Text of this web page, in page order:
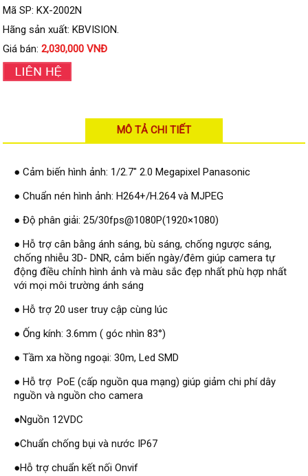
Camera HDParagon
Đầu ghi Analog
Đầu ghi HDParagon
Đầu ghi HIKVISION
Thiết bị chống trộm
Thiết bị chống trộm Paradox
Thiết bị Enforcer
access control
Khóa điện tử VIRO
Khóa điện tử KBVISION
Access control Syris
Giải pháp
LẮP ĐẶT CAMERA TRỌN GÓI
GIẢI PHÁP CAMERA AN NINH
BÁO ĐỘNG CHỐNG TRỘM
GIẢI PHÁP GIÁM SÁT RA VÀO
GIẢI PHÁP NHỎ TRỌN GÓI
Hỗ trợ kỹ thuật
Hướng dẫn sử dụng
Tài liệu kỹ thuật
Tin tức
Liên hệ
Mã SP: KX-2002N
Hãng sản xuất: KBVISION.
Giá bán:2,030,000 VNĐ
MÔ TẢ CHI TIẾT
● Cảm biến hình ảnh: 1/2.7" 2.0 Megapixel Panasonic
● Chuẩn nén hình ảnh: H264+/H.264 và MJPEG
● Độ phân giải: 25/30fps@1080P(1920×1080)
● Hỗ trợ cân bằng ánh sáng, bù sáng, chống ngược sáng,
chống nhiễu 3D- DNR, cảm biến ngày/đêm giúp camera tự
động điều chỉnh hình ảnh và màu sắc đẹp nhất phù hợp nhất
với mọi môi trường ánh sáng
● Hỗ trợ 20 user truy cập cùng lúc
● Ống kính: 3.6mm ( góc nhìn 83°)
● Tầm xa hồng ngoại: 30m, Led SMD
● Hỗ trợ PoE (cấp nguồn qua mạng) giúp giảm chi phí dây
nguồn và nguồn cho camera
●Nguồn 12VDC
●Chuẩn chống bụi và nước IP67
●Hỗ trợ chuẩn kết nối Onvif